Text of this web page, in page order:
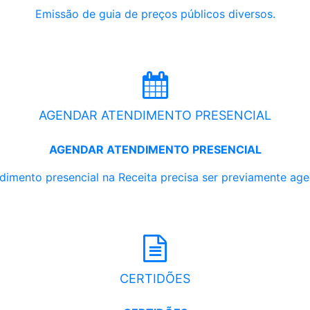
Emissão de guia de preços públicos diversos.
AGENDAR ATENDIMENTO PRESENCIAL
AGENDAR ATENDIMENTO PRESENCIAL
presencial na Receita precisa ser previamente
CERTIDÕES